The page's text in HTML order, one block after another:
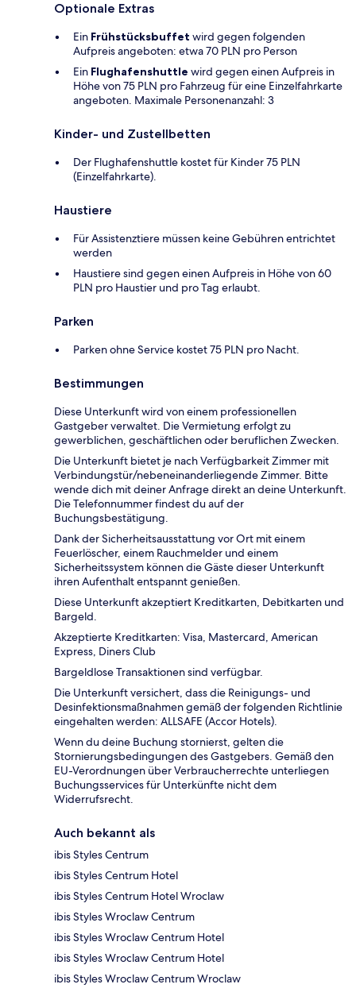
Optionale Extras
Ein Frühstücksbuffet wird gegen folgenden
Aufpreis angeboten: etwa 70 PLN pro Person
Ein Flughafenshuttle wird gegen einen Aufpreis in
Höhe von 75 PLN pro Fahrzeug für eine Einzelfahrkarte
angeboten. Maximale Personenanzahl: 3
Kinder- und Zustellbetten
Der Flughafenshuttle kostet für Kinder 75 PLN
(Einzelfahrkarte).
Haustiere
Für Assistenztiere müssen keine Gebühren entrichtet
werden
Haustiere sind gegen einen Aufpreis in Höhe von 60
PLN pro Haustier und pro Tag erlaubt.
Parken
Parken ohne Service kostet 75 PLN pro Nacht.
Bestimmungen
Diese Unterkunft wird von einem professionellen
Gastgeber verwaltet. Die Vermietung erfolgt zu
gewerblichen, geschäftlichen oder beruflichen Zwecken.
Die Unterkunft bietet je nach Verfügbarkeit Zimmer mit
Verbindungstür/nebeneinanderliegende Zimmer. Bitte
wende dich mit deiner Anfrage direkt an deine Unterkunft.
Die Telefonnummer findest du auf der
Buchungsbestätigung.
Dank der Sicherheitsausstattung vor Ort mit einem
Feuerlöscher, einem Rauchmelder und einem
Sicherheitssystem können die Gäste dieser Unterkunft
ihren Aufenthalt entspannt genießen.
Diese Unterkunft akzeptiert Kreditkarten, Debitkarten und
Bargeld.
Akzeptierte Kreditkarten: Visa, Mastercard, American
Express, Diners Club
Bargeldlose Transaktionen sind verfügbar.
Die Unterkunft versichert, dass die Reinigungs- und
Desinfektionsmaßnahmen gemäß der folgenden Richtlinie
eingehalten werden: ALLSAFE (Accor Hotels).
Wenn du deine Buchung stornierst, gelten die
Stornierungsbedingungen des Gastgebers. Gemäß den
EU-Verordnungen über Verbraucherrechte unterliegen
Buchungsservices für Unterkünfte nicht dem
Widerrufsrecht.
Auch bekannt als
ibis Styles Centrum
ibis Styles Centrum Hotel
ibis Styles Centrum Hotel Wroclaw
ibis Styles Wroclaw Centrum
ibis Styles Wroclaw Centrum Hotel
ibis Styles Wroclaw Centrum Hotel
ibis Styles Wroclaw Centrum Wroclaw